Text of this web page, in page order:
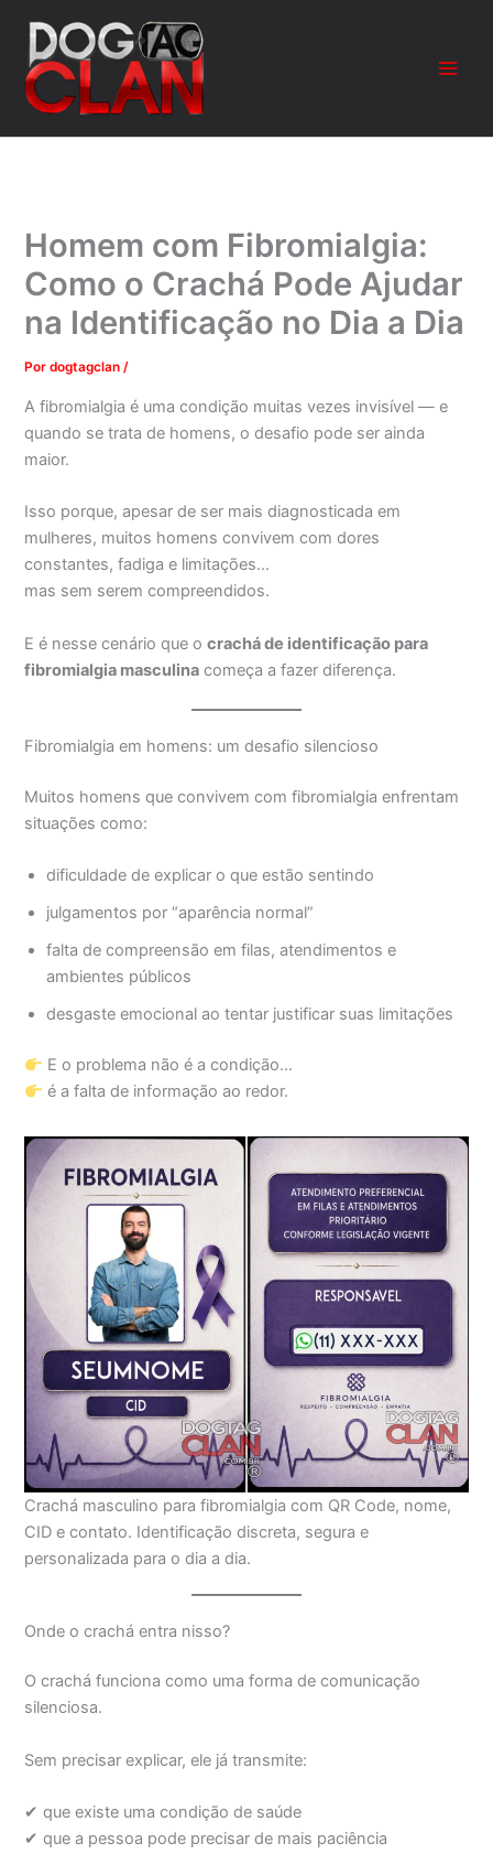
para
conteúdo
Homem com Fibromialgia:
Como o Crachá Pode Ajudar
na Identificação no Dia a Dia
Pordogtagclan/
A fibromialgia é uma condição muitas vezes invisível — e
quando se trata de homens, o desafio pode ser ainda
maior.
Isso porque, apesar de ser mais diagnosticada em
mulheres, muitos homens convivem com dores
constantes, fadiga e limitações…
mas sem serem compreendidos.
E é nesse cenário que ocrachá de identificação para
fibromialgia masculina começa a fazer diferença.
Fibromialgia em homens: um desafio silencioso
Muitos homens que convivem com fibromialgia enfrentam
situações como:
dificuldade de explicar o que estão sentindo
julgamentos por “aparência normal”
falta de compreensão em filas, atendimentos e
ambientes públicos
desgaste emocional ao tentar justificar suas limitações
E o problema não é a condição…
é a falta de informação ao redor.
Crachá masculino para fibromialgia com QR Code, nome,
CID e contato. Identificação discreta, segura e
personalizada para o dia a dia.
Onde o crachá entra nisso?
O crachá funciona como uma forma de comunicação
silenciosa.
Sem precisar explicar, ele já transmite:
✔ que existe uma condição de saúde
✔ que a pessoa pode precisar de mais paciência